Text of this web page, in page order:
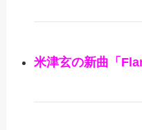
米津玄の新曲「